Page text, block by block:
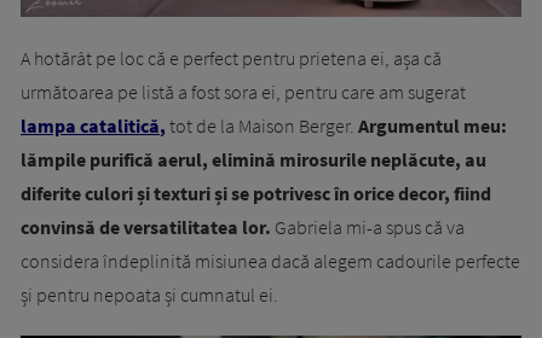
A hotărât pe loc că e perfect pentru prietena ei, așa că
următoarea pe listă a fost sora ei, pentru care am sugerat
lampa catalitică, tot de la Maison Berger. Argumentul meu:
lămpile purifică aerul, elimină mirosurile neplăcute, au
diferite culori și texturi și se potrivesc în orice decor, fiind
convinsă de versatilitatea lor. Gabriela mi-a spus că va
considera îndeplinită misiunea dacă alegem cadourile perfecte
și pentru nepoata și cumnatul ei.